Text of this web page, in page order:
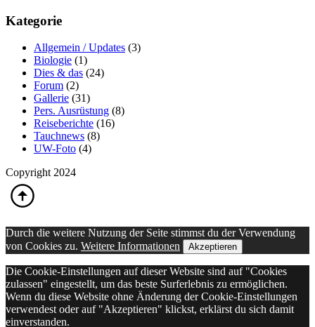
Kategorie
Allgemein / Updates (3)
Biologie (1)
Dies & das (24)
Forum (2)
Gallerie (31)
Pers. Ausrüstung (8)
Reiseberichte (16)
Tauchnews (8)
UW-Foto (4)
Copyright 2024
Durch die weitere Nutzung der Seite stimmst du der Verwendung
von Cookies zu. Weitere Informationen Akzeptieren
Die Cookie-Einstellungen auf dieser Website sind auf "Cookies
zulassen" eingestellt, um das beste Surferlebnis zu ermöglichen.
Wenn du diese Website ohne Änderung der Cookie-Einstellungen
verwendest oder auf "Akzeptieren" klickst, erklärst du sich damit
einverstanden.